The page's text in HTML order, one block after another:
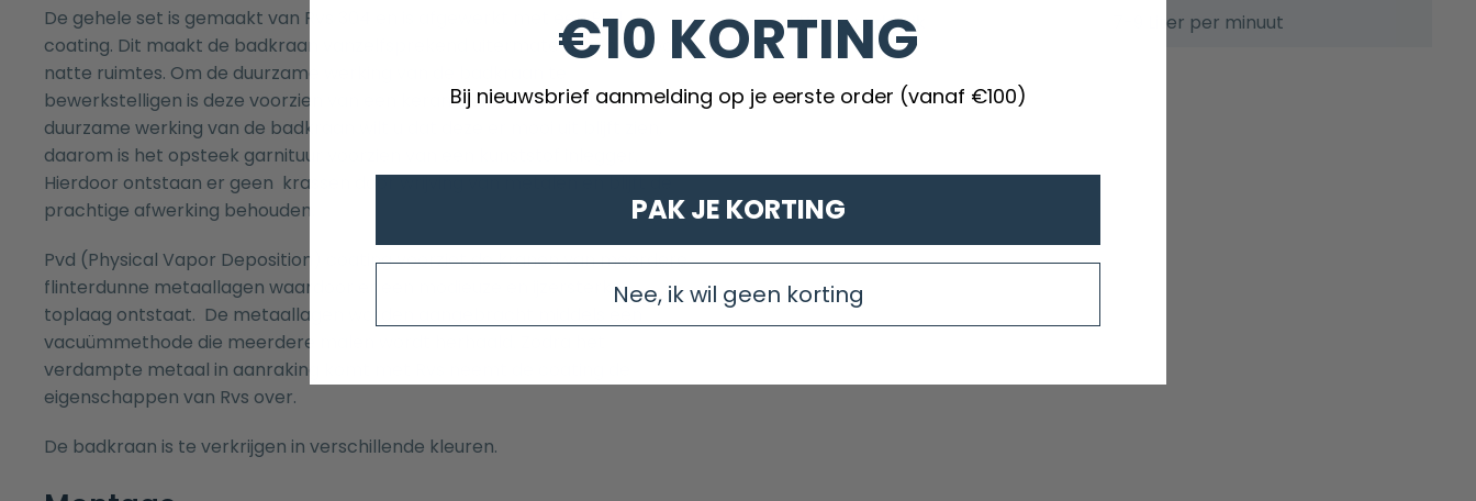
De gehele set is gemaakt van Rvs 304 en is afgewerkt met een Pvd
coating. Dit maakt de badkraan vanzelfsprekend uitermate geschikt voor
natte ruimtes. Om de duurzame werking van de badkraan te
bewerkstelligen is deze voorzien van een keramisch binnenwerk. Naast de
duurzame werking van de badkraan wilt u dat deze er mooi uit blijft zien,
daarom is het opsteek garnituur voorzien van een kunststof inlegger.
Hierdoor ontstaan er geen krassen door wrijving van metalen en blijft de
prachtige afwerking behouden.
Pvd (Physical Vapor Deposition) coating voorziet de kranen van meerdere
flinterdunne metaallagen waardoor er een modieuze en ijzersterke
toplaag ontstaat. De metaallagen worden aangebracht middels een
vacuümmethode die meerdere malen wordt herhaald. Zodra het
verdampte metaal in aanraking komt met Rvs neemt de coating de
eigenschappen van Rvs over.
De badkraan is te verkrijgen in verschillende kleuren.
Waterverbruik
7-9 Liter per minuut
€10 KORTING
Bij nieuwsbrief aanmelding op je eerste order (vanaf €100)
PAK JE KORTING
Nee, ik wil geen korting